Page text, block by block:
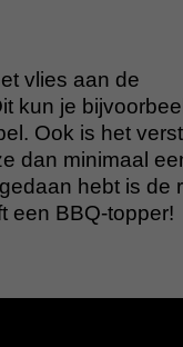
vlies aan de
kun je
Ook is het
dan minimaal
hebt is de
een BBQ-topper!